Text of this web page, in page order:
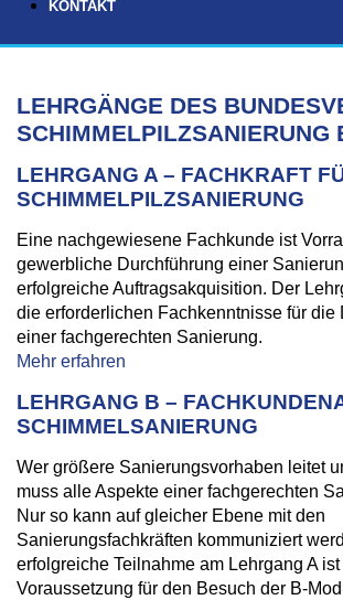
KONTAKT
LEHRGÄNGE DES
SCHIMMELPILZSANIERUNG
LEHRGANG A – FACHKRAFT
SCHIMMELPILZSANIERUNG
Eine nachgewiesene Fachkunde ist
gewerbliche Durchführung einer
erfolgreiche Auftragsakquisition. Der
die erforderlichen Fachkenntnisse für die
einer fachgerechten Sanierung.
Mehr erfahren
LEHRGANG B –
SCHIMMELSANIERUNG
Wer größere Sanierungsvorhaben leitet
muss alle Aspekte einer fachgerechten
Nur so kann auf gleicher Ebene mit den
Sanierungsfachkräften kommuniziert
erfolgreiche Teilnahme am Lehrgang A
Voraussetzung für den Besuch der B-